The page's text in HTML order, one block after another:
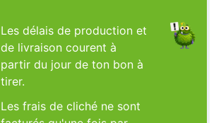
Les délais de production et
de livraison courent à
partir du jour de ton bon à
tirer.
Les frais de cliché ne sont